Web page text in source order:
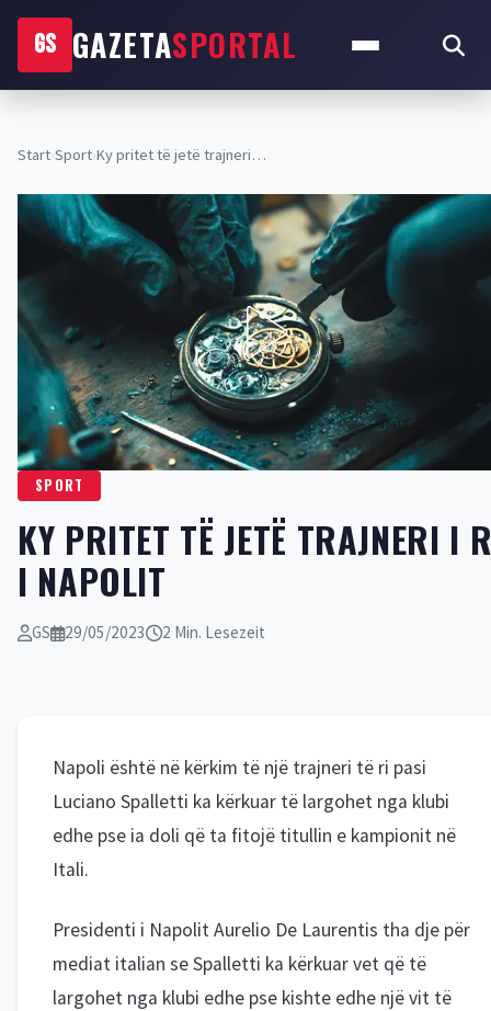
GS GAZETASPORTAL
Start›Sport›Ky pritet të jetë trajneri…
SPORT
KY PRITET TË JETË TRAJNERI I
I NAPOLIT
GS 29/05/2023 2 Min. Lesezeit
Napoli është në kërkim të një trajneri të ri pasi
Luciano Spalletti ka kërkuar të largohet nga klubi
edhe pse ia doli që ta fitojë titullin e kampionit në
Itali.
Presidenti i Napolit Aurelio De Laurentis tha dje për
mediat italian se Spalletti ka kërkuar vet që të
largohet nga klubi edhe pse kishte edhe një vit të